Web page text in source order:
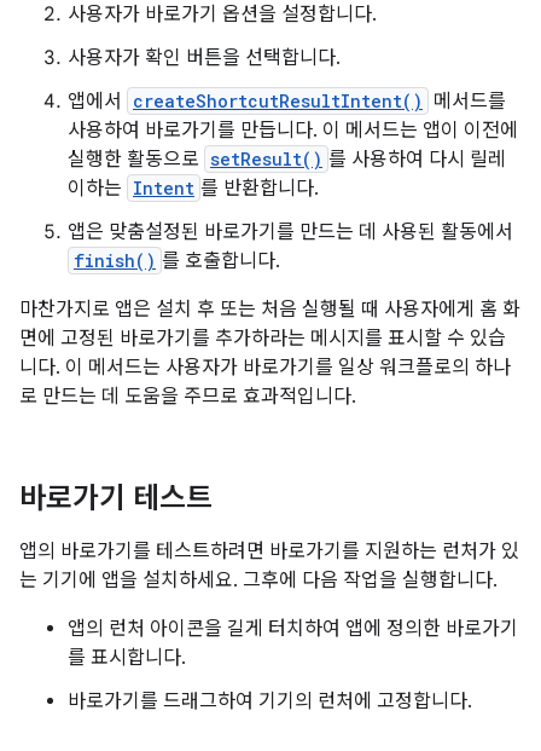
사용자가 바로가기 옵션을 설정합니다.
사용자가 확인 버튼을 선택합니다.
앱에서
createShortcutResultIntent()
메서드를
사용하여 바로가기를 만듭니다. 이 메서드는 앱이 이전에
실행한 활동으로 setResult() 를 사용하여 다시 릴레
이하는 Intent 를 반환합니다.
앱은 맞춤설정된 바로가기를 만드는 데 사용된 활동에서
finish() 를 호출합니다.
마찬가지로 앱은 설치 후 또는 처음 실행될 때 사용자에게 홈 화
면에 고정된 바로가기를 추가하라는 메시지를 표시할 수 있습
니다. 이 메서드는 사용자가 바로가기를 일상 워크플로의 하나
로 만드는 데 도움을 주므로 효과적입니다.
바로가기 테스트
앱의 바로가기를 테스트하려면 바로가기를 지원하는 런처가 있
는 기기에 앱을 설치하세요. 그후에 다음 작업을 실행합니다.
앱의 런처 아이콘을 길게 터치하여 앱에 정의한 바로가기
를 표시합니다.
바로가기를 드래그하여 기기의 런처에 고정합니다.